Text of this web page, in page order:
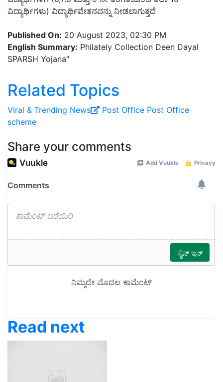
ವಿದ್ಯಾರ್ಥಿಗಳು) ವಿದ್ಯಾರ್ಥಿವೇತನವನ್ನು ನೀಡಲಾಗುತ್ತದೆ
Published On: 20 August 2023, 02:30 PM
English Summary: Philately Collection Deen Dayal
SPARSH Yojana"
Related Topics
Viral ‍& Trending News Post Office Post Office
scheme
Share your comments
Read next